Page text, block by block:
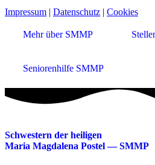
Impressum | Datenschutz | Cookies
Mehr über SMMP
Seniorenhilfe SMMP
Schwestern der heiligen
Maria Magdalena Postel — SMMP